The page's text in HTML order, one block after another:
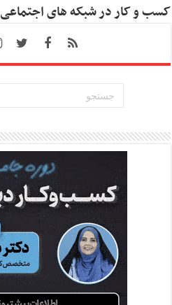
کسب و کار در شبکه های اجتماعی